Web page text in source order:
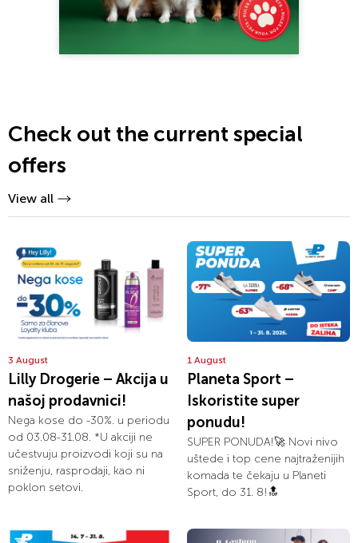
Check out the current special
offers
View all
3 August
Lilly Drogerie – Akcija u
našoj prodavnici!
Nega kose do -30%. u periodu
od 03.08-31.08. *U akciji ne
učestvuju proizvodi koji su na
sniženju, rasprodaji, kao ni
poklon setovi.
1 August
Planeta Sport –
Iskoristite super
ponudu!
SUPER PONUDA!🚀 Novi nivo
uštede i top cene najtraženijih
komada te čekaju u Planeti
Sport, do 31. 8!🔝